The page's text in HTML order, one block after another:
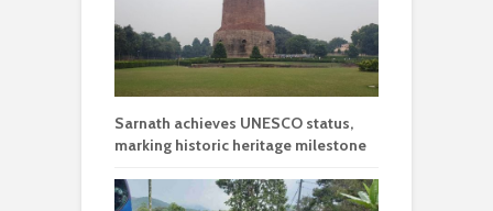
Sarnath achieves UNESCO status,
marking historic heritage milestone